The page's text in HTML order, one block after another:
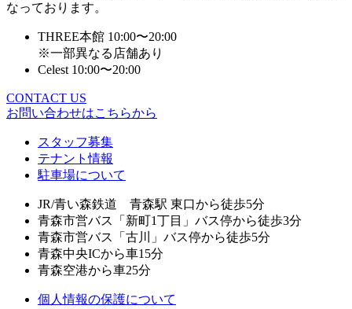
なっております。
THREE本館 10:00〜20:00
※一部異なる店舗あり
Celest 10:00〜20:00
CONTACT US
お問い合わせはこちらから
スタッフ募集
テナント情報
駐車場について
JR/青い森鉄道 青森駅 東口から徒歩5分
青森市営バス「新町1丁目」バス停から徒歩3分
青森市営バス「古川」バス停から徒歩5分
青森中央ICから車15分
青森空港から車25分
個人情報の保護について